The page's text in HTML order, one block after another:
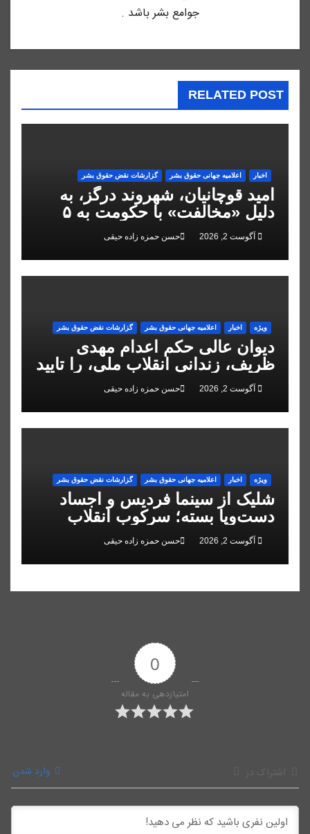
جوامع بشر باشد .
RELATED POST
اخبار اعلاميه جهانی حقوق بشر گزارشات نقض حقوق بشر
امید قوچانیان، شهروند درگز، به
دلیل «مخالفت» با حکومت به ۵
سال زندان محکوم شد
آگوست 2, 2026 حسن حمزه زاده حیقی
ویژه اخبار اعلاميه جهانی حقوق بشر گزارشات نقض حقوق بشر
دیوان عالی حکم اعدام مهدی
ظریف، زندانی انقلاب ملی، را تایید
کردآگوست 2, 2026 حسن حمزه زاده حیقی
ویژه اخبار اعلاميه جهانی حقوق بشر گزارشات نقض حقوق بشر
شلیک از سینما فردیس و اجساد
دست‌وپا بسته؛ سرکوب انقلاب
ملی در البرز
آگوست 2, 2026 حسن حمزه زاده حیقی
0
امتیازدهی به مقاله
اشتراک در وارد شدن